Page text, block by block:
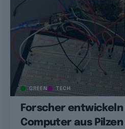
GREEN TECH
Forscher entwickeln
Computer aus Pilzen